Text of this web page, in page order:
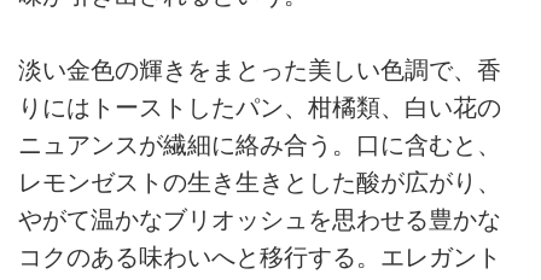
淡い金色の輝きをまとった美しい色調で、香
りにはトーストしたパン、柑橘類、白い花の
ニュアンスが繊細に絡み合う。口に含むと、
レモンゼストの生き生きとした酸が広がり、
やがて温かなブリオッシュを思わせる豊かな
コクのある味わいへと移行する。エレガント